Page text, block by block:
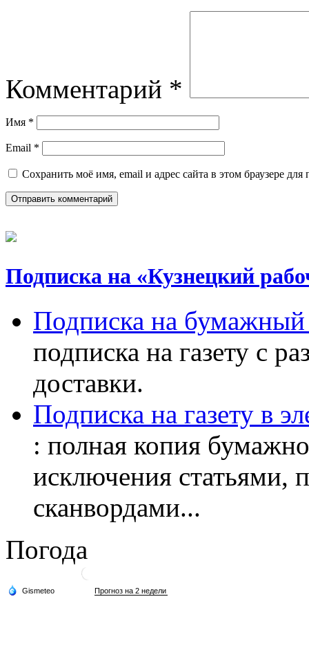
Комментарий *
Имя *
Email *
Сохранить моё имя, email и адрес сайта в этом браузере
Подписка на «Кузнецкий
Подписка на бумажный
подписка на газету с
доставки.
Подписка на газету в
: полная копия
исключения статьями,
сканвордами...
Погода